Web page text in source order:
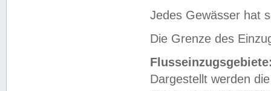
Jedes Gewässer hat
Die Grenze des
Dargestellt werden